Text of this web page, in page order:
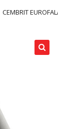
CEMBRIT